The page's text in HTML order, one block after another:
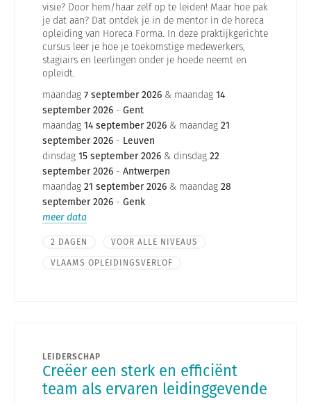
visie? Door hem/haar zelf op te leiden! Maar hoe pak
je dat aan? Dat ontdek je in de mentor in de horeca
opleiding van Horeca Forma. In deze praktijkgerichte
cursus leer je hoe je toekomstige medewerkers,
stagiairs en leerlingen onder je hoede neemt en
opleidt.
maandag 7 september 2026 & maandag 14
september 2026 - Gent
maandag 14 september 2026 & maandag 21
september 2026 - Leuven
dinsdag 15 september 2026 & dinsdag 22
september 2026 - Antwerpen
maandag 21 september 2026 & maandag 28
september 2026 - Genk
meer data
2 DAGEN
VOOR ALLE NIVEAUS
VLAAMS OPLEIDINGSVERLOF
LEIDERSCHAP
Creëer een sterk en efficiënt
team als ervaren leidinggevende